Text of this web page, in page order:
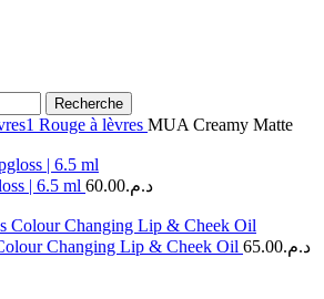
Recherche
Rouge à lèvres MUA Creamy Matte
| 6.5 ml د.م.60.00
Changing Lip & Cheek Oil د.م.65.00